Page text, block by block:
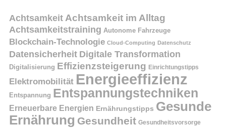
AchtsamkeitAchtsamkeit im Alltag
Achtsamkeitstraining Autonome Fahrzeuge
Blockchain-Technologie Cloud-Computing Datenschutz
Datensicherheit Digitale Transformation
Digitalisierung Effizienzsteigerung Einrichtungstipps
Elektromobilität Energieeffizienz
Entspannung Entspannungstechniken
Erneuerbare Energien Ernährungstipps Gesunde
Ernährung Gesundheit Gesundheitsvorsorge